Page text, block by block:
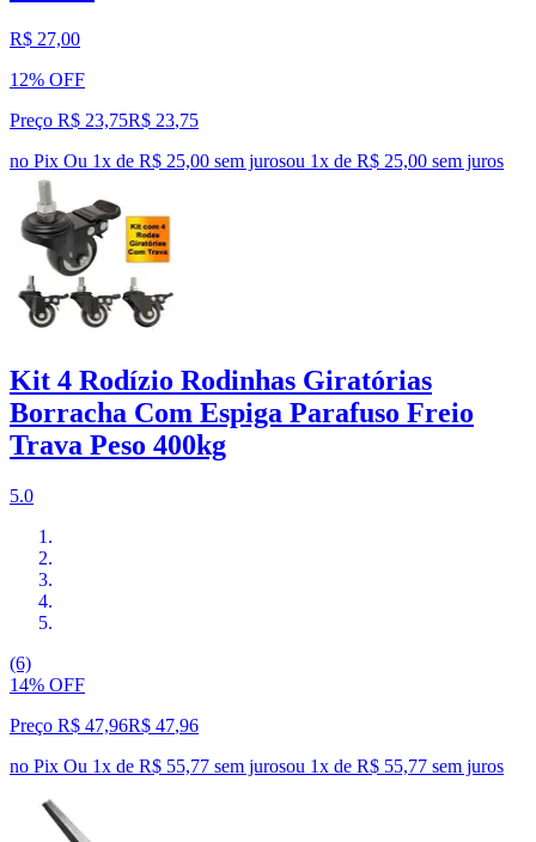
R$ 27,00
12% OFF
Preço R$ 23,75R$ 23,75
no Pix Ou 1x de R$ 25,00 sem jurosou 1x de R$ 25,00 sem juros
Kit 4 Rodízio Rodinhas Giratórias
Borracha Com Espiga Parafuso Freio
Trava Peso 400kg
5.0
(6)
14% OFF
Preço R$ 47,96R$ 47,96
no Pix Ou 1x de R$ 55,77 sem jurosou 1x de R$ 55,77 sem juros